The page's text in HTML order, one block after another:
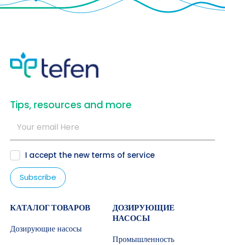
​Tips, resources and more
I accept the new terms of service
КАТАЛОГ ТОВАРОВ
Дозирующие насосы
ДОЗИРУЮЩИЕ
НАСОСЫ
Промышленность